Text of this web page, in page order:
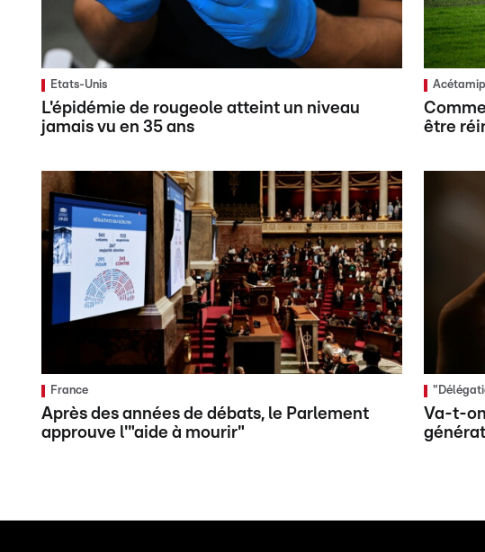
Etats-Unis
L'épidémie de rougeole atteint un niveau
jamais vu en 35 ans
être
France
Après des années de débats, le Parlement
approuve l'"aide à mourir"
Va-t-